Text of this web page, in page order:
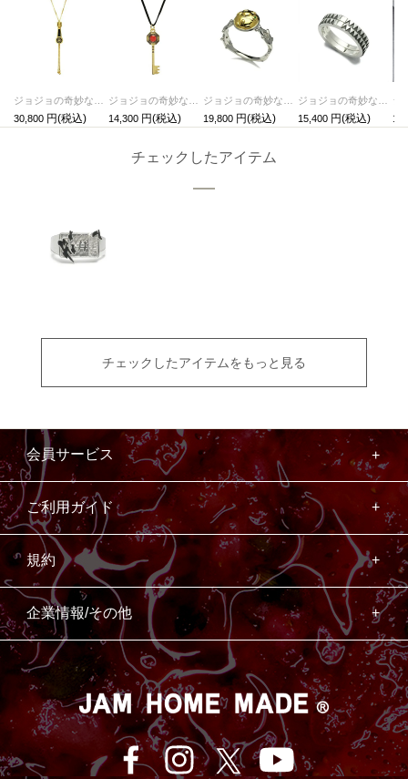
30,800
14,300
19,800
15,400
チェックしたアイテム
チェックしたアイテムをもっと見る
会員サービス
ご利用ガイド
規約
企業情報/その他